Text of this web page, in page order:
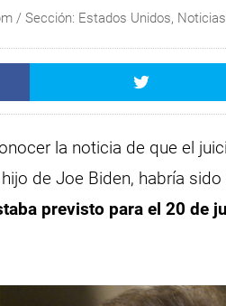
/ Sección: Estados Unidos, Noticias
la noticia de que el
de Joe Biden, habría
previsto para el 20 de